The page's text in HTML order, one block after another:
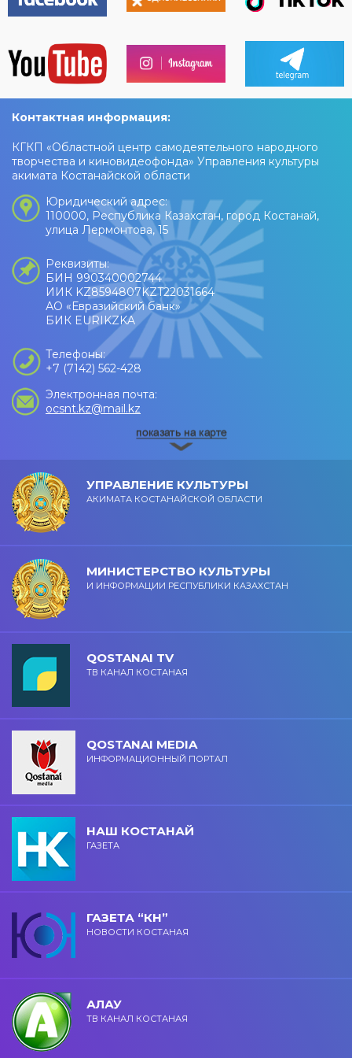
Контактная информация:
КГКП «Областной центр самодеятельного народного
творчества и киновидеофонда» Управления культуры
акимата Костанайской области
Юридический адрес:
110000, Республика Казахстан, город Костанай,
улица Лермонтова, 15
Реквизиты:
БИН 990340002744
ИИК KZ8594807KZT22031664
АО «Евразийский банк»
БИК EURIKZKA
Телефоны:
+7 (7142) 562-428
Электронная почта:
ocsnt.kz@mail.kz
УПРАВЛЕНИЕ КУЛЬТУРЫ
АКИМАТА КОСТАНАЙСКОЙ ОБЛАСТИ
МИНИСТЕРСТВО КУЛЬТУРЫ
И ИНФОРМАЦИИ РЕСПУБЛИКИ КАЗАХСТАН
QOSTANAI TV
ТВ КАНАЛ КОСТАНАЯ
QOSTANAI MEDIA
ИНФОРМАЦИОННЫЙ ПОРТАЛ
НАШ КОСТАНАЙ
ГАЗЕТА
ГАЗЕТА “КН”
НОВОСТИ КОСТАНАЯ
АЛАУ
ТВ КАНАЛ КОСТАНАЯ